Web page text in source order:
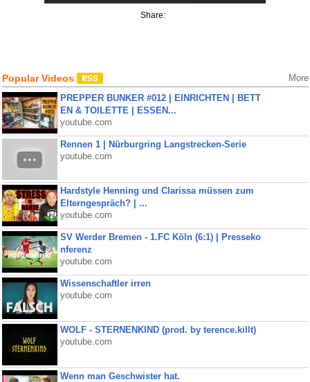
Share:
Popular Videos More
PREPPER BUNKER #012 | EINRICHTEN | BETT
EN & TOILETTE | ESSEN...
youtube.com
Rennen 1 | Nürburgring Langstrecken-Serie
youtube.com
Hardstyle Henning und Clarissa müssen zum
Elterngespräch? | ...
youtube.com
SV Werder Bremen - 1.FC Köln (6:1) | Presseko
nferenz
youtube.com
Wissenschaftler irren
youtube.com
WOLF - STERNENKIND (prod. by terence.killt)
youtube.com
Wenn man Geschwister hat.